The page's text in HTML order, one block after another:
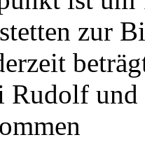
zur
Rudolf und